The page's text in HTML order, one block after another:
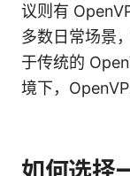
议则有
多数日常场景
于传统的
境下，